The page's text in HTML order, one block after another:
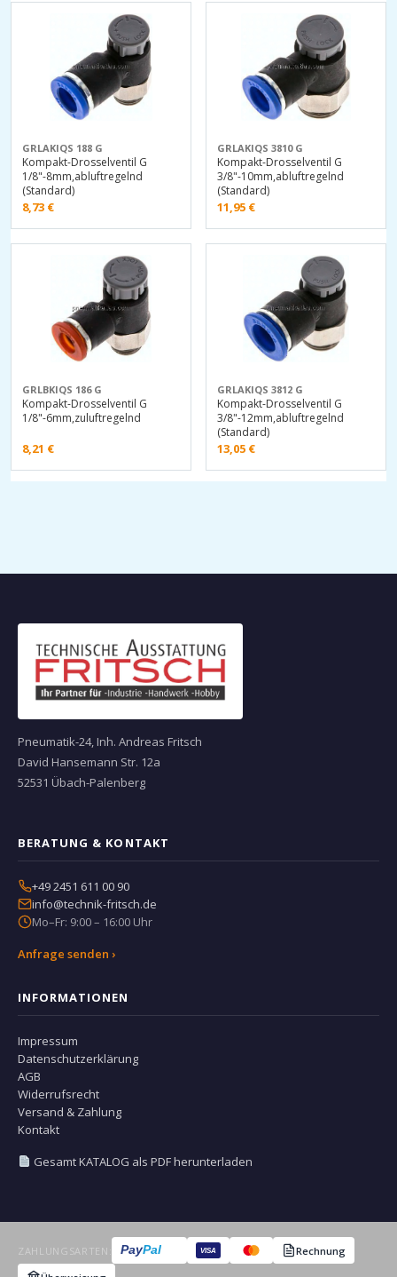
GRLAKIQS 188 G
Kompakt-Drosselventil G
1/8"-8mm,abluftregelnd
(Standard)
8,73 €
GRLAKIQS 3810 G
Kompakt-Drosselventil G
3/8"-10mm,abluftregelnd
(Standard)
11,95 €
GRLBKIQS 186 G
Kompakt-Drosselventil G
1/8"-6mm,zuluftregelnd
8,21 €
GRLAKIQS 3812 G
Kompakt-Drosselventil G
3/8"-12mm,abluftregelnd
(Standard)
13,05 €
Pneumatik-24, Inh. Andreas Fritsch
David Hansemann Str. 12a
52531 Übach-Palenberg
BERATUNG & KONTAKT
+49 2451 611 00 90
info@technik-fritsch.de
Mo–Fr: 9:00 – 16:00 Uhr
Anfrage senden ›
INFORMATIONEN
Impressum
Datenschutzerklärung
AGB
Widerrufsrecht
Versand & Zahlung
Kontakt
Gesamt KATALOG als PDF herunterladen
ZAHLUNGSARTEN: PayPal VISA
Rechnung